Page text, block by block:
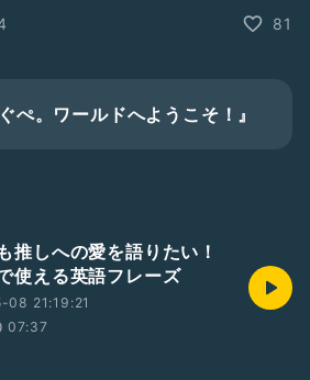
#オリジナルギフト
81
ぺ。ワールドへようこそ！』
推しへの愛を語りたい！
使える英語フレーズ
08 21:19:21
07:37